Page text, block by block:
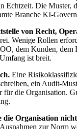
Echtzeit. Die Muster,
Branche KI-
von Recht,
Wenige Rollen
dem Kunden, dem
ist breit.
Eine
ein Audit-
für die Organisation.
die Organisation
zur Norm